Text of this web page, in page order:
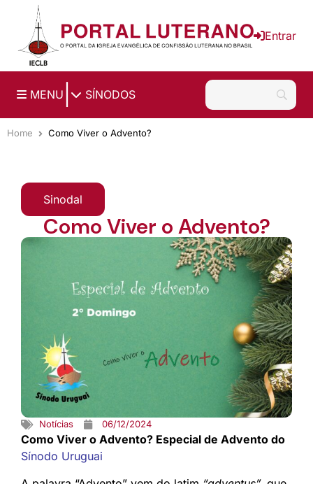
Ir para o conteúdo principal
Entrar
MENU SÍNODOS
Home Como Viver o Advento?
Sinodal
Como Viver o Advento?
Notícias 06/12/2024
Como Viver o Advento? Especial de Advento do
Sínodo Uruguai